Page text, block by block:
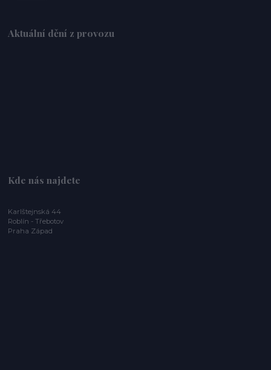
Aktuální dění z provozu
Kde nás najdete
Karlštejnská 44
Roblín - Třebotov
Praha Západ